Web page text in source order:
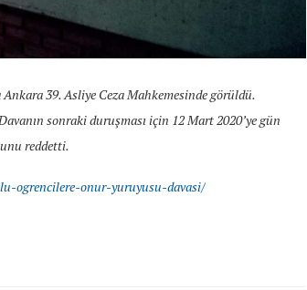
Ankara 39. Asliye Ceza Mahkemesinde görüldü.
sonraki duruşması için 12 Mart 2020’ye gün
reddetti.
ogrencilere-onur-yuruyusu-davasi/